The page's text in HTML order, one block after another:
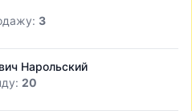
3
Нарольский
20